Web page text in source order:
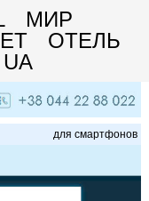
МИР
ОТЕЛЬ
UA
для смартфонов